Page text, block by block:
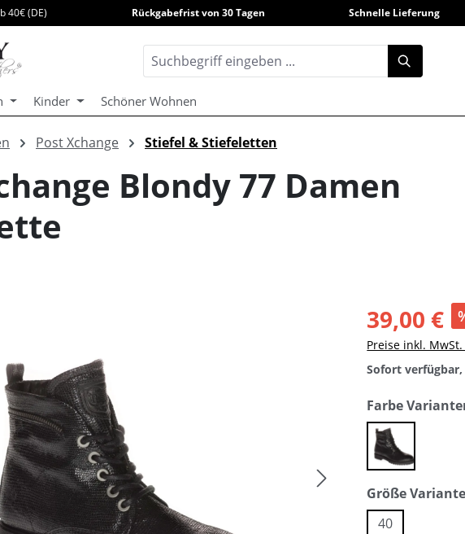
40€ (DE) Rückgabefrist von 30 Tagen Schnelle Lieferung
Kinder Schöner Wohnen
Post Xchange Stiefel & Stiefeletten
Blondy 77 Damen
39,00 €
Preise inkl.
Sofort
Farbe
black
Größe
40